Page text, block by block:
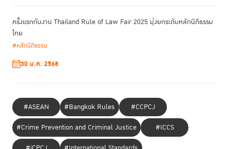
หลอกลวง ติดต่อกระทรวงดิจิทัลเพื่อเศรษฐกิจและสังคมเพื่อระงับเว็บไซต์ หรือ
หา IP Address ก่อนออกหมายเรียกเจ้าของบัญชีผู้รับเงินมาสอบสวน
เป็นเกมที่ใช้ “ความเร็ว” เป็นเครื่องมือในการหาผู้ชนะ
มาตรการป้องกันปราบปรามอาชญากรรมทางเทคโนโลยี พ.ศ. 2565 มาใช้แก้
ปัญหา แต่หากไปดูตัวเลขความเสียหายจากคดีออนไลน์ที่เกิดขึ้นหลังมีพระราช
กำหนดฉบับนี้ออกมาแล้วเป็นเวลารวม 15 เดือน คือตั้งแต่วันที่ 1 มีนาคม
2565 – 12 สิงหาคม 2566 จะพบว่า ยังมีประชาชนถูกหลอกให้โอนเงินมากถึง
310,000 คดี คิดเป็นความเสียหายรวมมูลค่า 42,000 ล้านบาท เพราะยังคงมี
ครั้งแรกกับงาน Thailand Rule of Law Fair 2025 มุ่งยกระดับหลักนิติธรรม
ไทย
#หลักนิติธรรม
30 ม.ค. 2568
#ASEAN #Bangkok Rules
#CCPCJ
#Crime Prevention and Criminal Justice
#ICCS